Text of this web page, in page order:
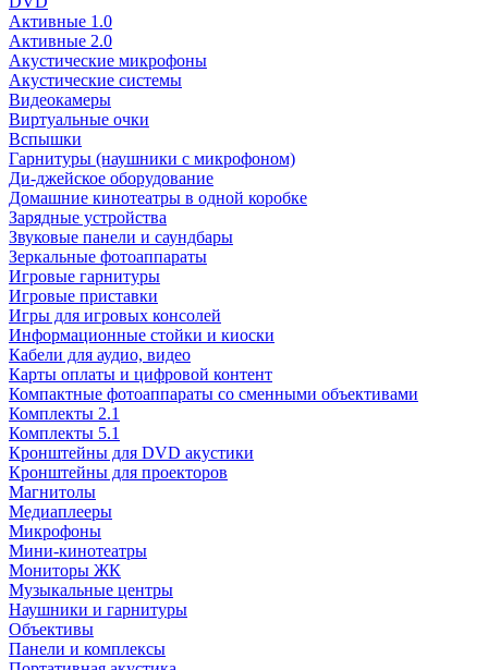
Активные 1.0
Активные 2.0
Акустические микрофоны
Акустические системы
Видеокамеры
Виртуальные очки
Вспышки
Гарнитуры (наушники с микрофоном)
Ди-джейское оборудование
Домашние кинотеатры в одной коробке
Зарядные устройства
Звуковые панели и саундбары
Зеркальные фотоаппараты
Игровые гарнитуры
Игровые приставки
Игры для игровых консолей
Информационные стойки и киоски
Кабели для аудио, видео
Карты оплаты и цифровой контент
Компактные фотоаппараты со сменными объективами
Комплекты 2.1
Комплекты 5.1
Кронштейны для DVD акустики
Кронштейны для проекторов
Магнитолы
Медиаплееры
Микрофоны
Мини-кинотеатры
Мониторы ЖК
Музыкальные центры
Наушники и гарнитуры
Объективы
Панели и комплексы